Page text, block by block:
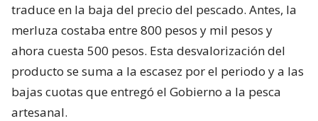
traduce en la baja del precio del pescado. Antes, la
merluza costaba entre 800 pesos y mil pesos y
ahora cuesta 500 pesos. Esta desvalorización del
producto se suma a la escasez por el periodo y a las
bajas cuotas que entregó el Gobierno a la pesca
artesanal.